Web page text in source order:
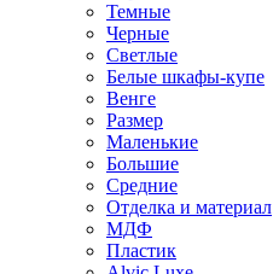
Темные
Черные
Светлые
Белые шкафы-купе
Венге
Размер
Маленькие
Большие
Средние
Отделка и материал
МДФ
Пластик